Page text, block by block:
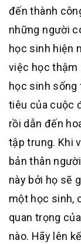
đến thành
những người
học sinh hiện
việc học thậm
học sinh sống
tiêu của cuộc
rồi dẫn đến
tập trung. Khi
bản thân
này bởi họ sẽ
một học sinh,
quan trọng
nào. Hãy lên